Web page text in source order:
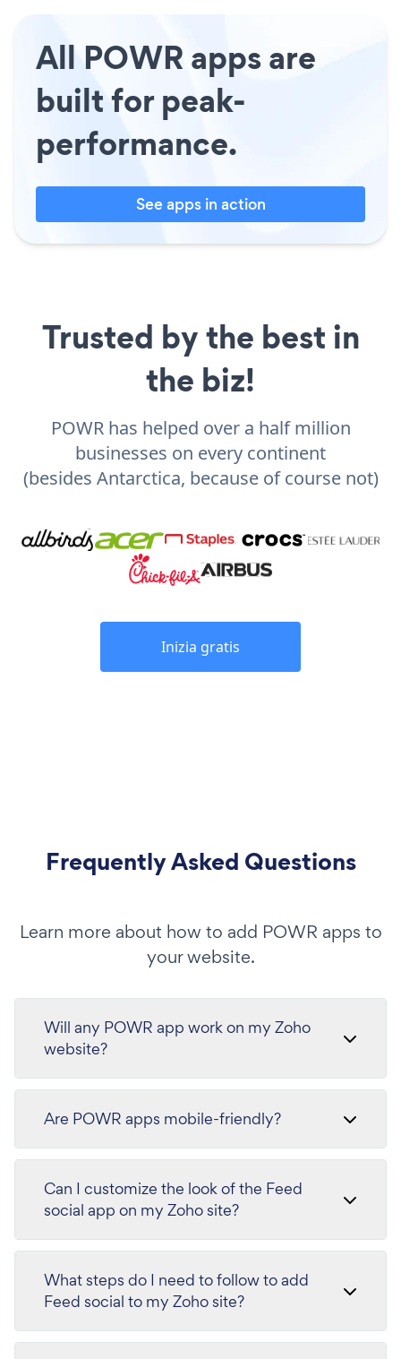
All POWR apps are
built for peak-
performance.
See apps in action
Trusted by the best in
the biz!
POWR has helped over a half million
businesses on every continent
(besides Antarctica, because of course not)
Inizia gratis
Frequently Asked Questions
Learn more about how to add POWR apps to
your website.
Will any POWR app work on my Zoho
website?
Are POWR apps mobile-friendly?
Can I customize the look of the Feed
social app on my Zoho site?
What steps do I need to follow to add
Feed social to my Zoho site?